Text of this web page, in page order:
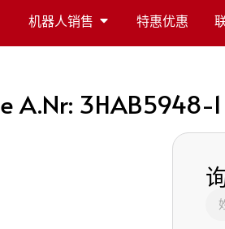
机器人销售 特惠优惠
A.Nr: 3HAB5948-1